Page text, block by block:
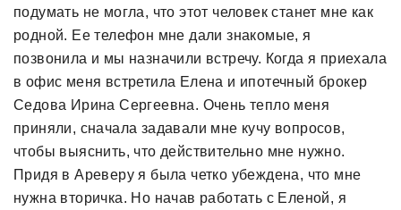
подумать не могла, что этот человек станет мне как
родной. Ее телефон мне дали знакомые, я
позвонила и мы назначили встречу. Когда я приехала
в офис меня встретила Елена и ипотечный брокер
Седова Ирина Сергеевна. Очень тепло меня
приняли, сначала задавали мне кучу вопросов,
чтобы выяснить, что действительно мне нужно.
Придя в Ареверу я была четко убеждена, что мне
нужна вторичка. Но начав работать с Еленой, я